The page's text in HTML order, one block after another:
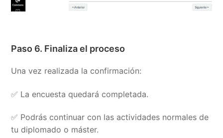
Paso 6. Finaliza el proceso
Una vez realizada la confirmación:
✅ La encuesta quedará completada.
✅ Podrás continuar con las actividades normales de
tu diplomado o máster.